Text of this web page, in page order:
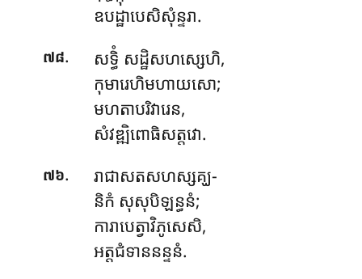
ឧបដ្ឋាបេសិសុំន្ទរា.
៧៨.
សទ្ធិំ សដ្ឋិសហស្សេហិ,
កុមារេហិមហាយសោ;
មហតាបរិវារេន,
សំវឌ្ឍិពោធិសត្តវោ.
៧៦.
រាជាសតសហស្សគ្ឃ-
និកំ សុសុបិឡន្ធនំ;
ការាបេត្វាវិភូសេសិ,
អត្តជំទាននន្ទនំ.